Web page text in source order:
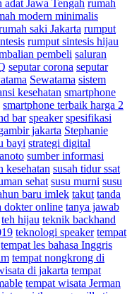
adat Jawa Tengah rumah
modern minimalis
saki Jakarta rumput
rumput sintesis hijau
pembeli saluran
seputar corona seputar
Sewatama sistem
kesehatan smartphone
smartphone terbaik harga 2
bar speaker spesifikasi
jakarta Stephanie
bayi strategi digital
sumber informasi
kesehatan susah tidur ssat
sehat susu murni susu
baru imlek takut tanda
dokter online tanya jawab
teh hijau teknik backhand
teknologi speaker tempat
tempat les bahasa Inggris
tempat nongkrong di
di jakarta tempat
tempat wisata Jerman